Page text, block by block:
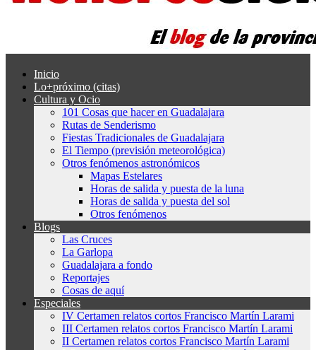
Inicio
Lo+próximo (citas)
Cultura y Ocio
101 Cosas que hacer en Guadalajara
Rutas de Senderismo
Fiestas Tradicionales de Guadalajara
El Tiempo (previsión meteorológica)
Otros fenómenos astronómicos
Mapas Estelares
Horas de salida y puesta de la luna
Horas de salida y puesta del sol
Otros fenómenos
Blogs
Las Cruces
La Garlopa
Guadalajara a fondo
Reportajes
Cosas de aquí
Especiales
IV Certamen relatos cortos Francisco Martín Larami
III Certamen relatos cortos Francisco Martín Larami
II Certamen relatos cortos Francisco Martín Larami